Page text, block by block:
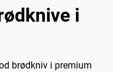
i
brødkniv i premium